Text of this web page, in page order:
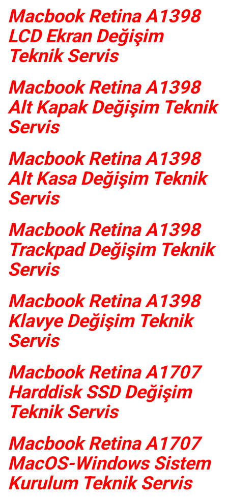
Macbook Retina A1398
LCD Ekran Değişim
Teknik Servis
Macbook Retina A1398
Alt Kapak Değişim Teknik
Servis
Macbook Retina A1398
Alt Kasa Değişim Teknik
Servis
Macbook Retina A1398
Trackpad Değişim Teknik
Servis
Macbook Retina A1398
Klavye Değişim Teknik
Servis
Macbook Retina A1707
Harddisk SSD Değişim
Teknik Servis
Macbook Retina A1707
MacOS-Windows Sistem
Kurulum Teknik Servis